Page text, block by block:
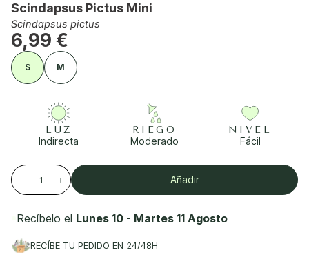
Scindapsus Pictus Mini
Scindapsus pictus
6,99 €
S M
LUZ
Indirecta
RIEGO
Moderado
NIVEL
Fácil
Recíbelo el Lunes 10 - Martes 11 Agosto
− + Añadir
RECÍBE TU PEDIDO EN 24/48H